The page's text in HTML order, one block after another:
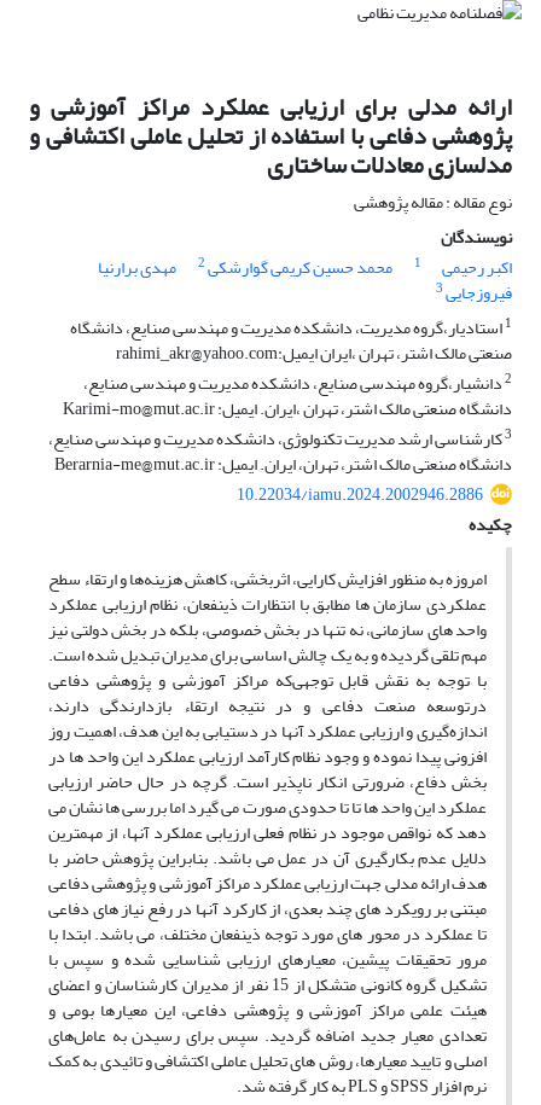
ارائه مدلی برای ارزیابی عملکرد مراکز آموزشی و
پژوهشی دفاعی با استفاده از تحلیل عاملی اکتشافی و
مدلسازی معادلات ساختاری
نوع مقاله : مقاله پژوهشی
نویسندگان
اکبر رحیمی
1 محمد حسین کریمی گوارشکی2 مهدی برارنیا
فیروزجایی3
1استادیار،‌گروه مدیریت، دانشکده مدیریت و مهندسی صنایع، دانشگاه
صنعتی مالک اشتر، ‌تهران ،‌ایران ایمیل:rahimi_akr@yahoo.com
2دانشیار،‌گروه مهندسی صنایع، دانشکده مدیریت و مهندسی صنایع،
دانشگاه صنعتی مالک اشتر،‌ تهران ،‌ایران. ایمیل: Karimi-mo@mut.ac.ir
3کارشناسی ارشد مدیریت تکنولوژی، دانشکده مدیریت و مهندسی صنایع،
دانشگاه صنعتی مالک اشتر، ‌تهران، ‌ایران. ایمیل: Berarnia-me@mut.ac.ir
10.22034/iamu.2024.2002946.2886
چکیده
امروزه به منظور ‌افزایش ‌کارایی‌، ‌اثربخشی، کاهش‌ هزینه‌ها و ارتقاء سطح
عملکردی سازمان ها مطابق با انتظارات ذینفعان، نظام ‌‌ارز‌یابی‌ عملکرد
واحد های سازمانی، ‌نه تنها‌ در‌ بخش‌ خصوصی، ‌بلکه ‌در ‌بخش‌ دولتی ‌نیز
‌مهم ‌تلقی ‌گردیده‌ و ‌به ‌یک ‌چالش ‌اساسی‌ برای ‌مدیران تبدیل‌ شده‌ ‌است.‌
با ‌توجه‌ به‌ نقش ‌قابل‌ توجهی‌که‌ مراکز آموزشی و پژوهشی دفاعی
در‌توسعه‌ صنعت دفاعی و در نتیجه ارتقاء بازدارندگی دارند،
اندازه‌گیری ‌و‌ ارزیابی‌ عملکرد‌ آنها در دستیابی به این هدف، ‌اهمیت‌ روز
‌افزونی‌ پیدا‌ نموده و وجود نظام کارآمد ارزیابی عملکرد این واحد ها در
بخش دفاع، ‌ضرورتی انکار ناپذیر است. گرچه در حال حاضر ارزیابی
عملکرد این واحد ها تا تا حدودی صورت می گیرد اما بررسی ها نشان می
دهد که نواقص موجود در نظام فعلی ارزیابی عملکرد آنها،‌ از مهمترین
دلایل عدم بکارگیری آن در عمل می باشد. بنابراین پژوهش حاضر با
هدف ارائه مدلی جهت ارزیابی عملکرد مراکز آموزشی و پژوهشی دفاعی
مبتنی بر رویکرد های چند بعدی، از کارکرد آنها در رفع نیاز های دفاعی
تا عملکرد در محور های مورد توجه ذینفعان مختلف، می باشد. ابتدا با
مرور تحقیقات پیشین، معیارهای ارزیابی شناسایی شده و سپس با
تشکیل گروه کانونی متشکل از 15 نفر از مدیران کارشناسان و اعضای
هیئت علمی مراکز آموزشی و پژوهشی دفاعی، این معیارها بومی و
تعدادی معیار جدید اضافه گردید. سپس برای رسیدن به عامل‌های
اصلی و تایید معیارها، روش های تحلیل عاملی اکتشافی و تائیدی به کمک
نرم افزار SPSS و PLS به کار گرفته شد.